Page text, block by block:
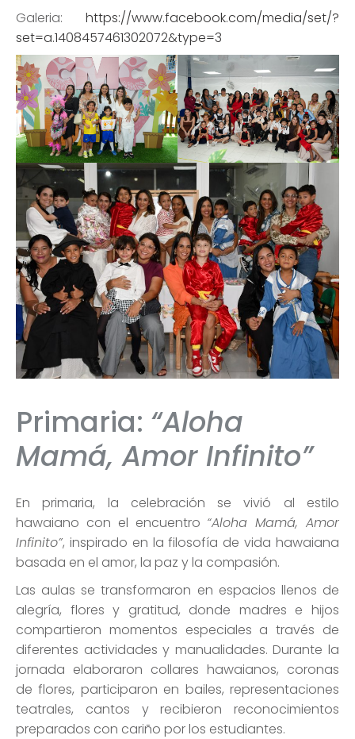
Galeria: https://www.facebook.com/media/set/?
set=a.1408457461302072&type=3
Primaria: “Aloha
Mamá, Amor Infinito”
En primaria, la celebración se vivió al estilo
hawaiano con el encuentro “Aloha Mamá, Amor
Infinito”, inspirado en la filosofía de vida hawaiana
basada en el amor, la paz y la compasión.
Las aulas se transformaron en espacios llenos de
alegría, flores y gratitud, donde madres e hijos
compartieron momentos especiales a través de
diferentes actividades y manualidades. Durante la
jornada elaboraron collares hawaianos, coronas
de flores, participaron en bailes, representaciones
teatrales, cantos y recibieron reconocimientos
preparados con cariño por los estudiantes.